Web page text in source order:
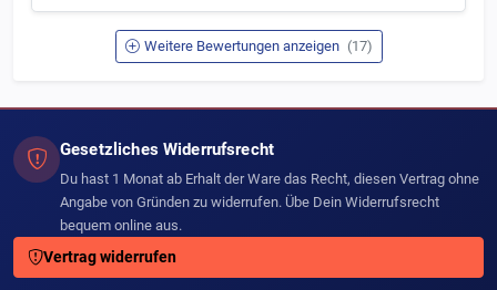
Weitere Bewertungen anzeigen (17)
Gesetzliches Widerrufsrecht
Du hast 1 Monat ab Erhalt der Ware das Recht, diesen Vertrag ohne
Angabe von Gründen zu widerrufen. Übe Dein Widerrufsrecht
bequem online aus.
Vertrag widerrufen